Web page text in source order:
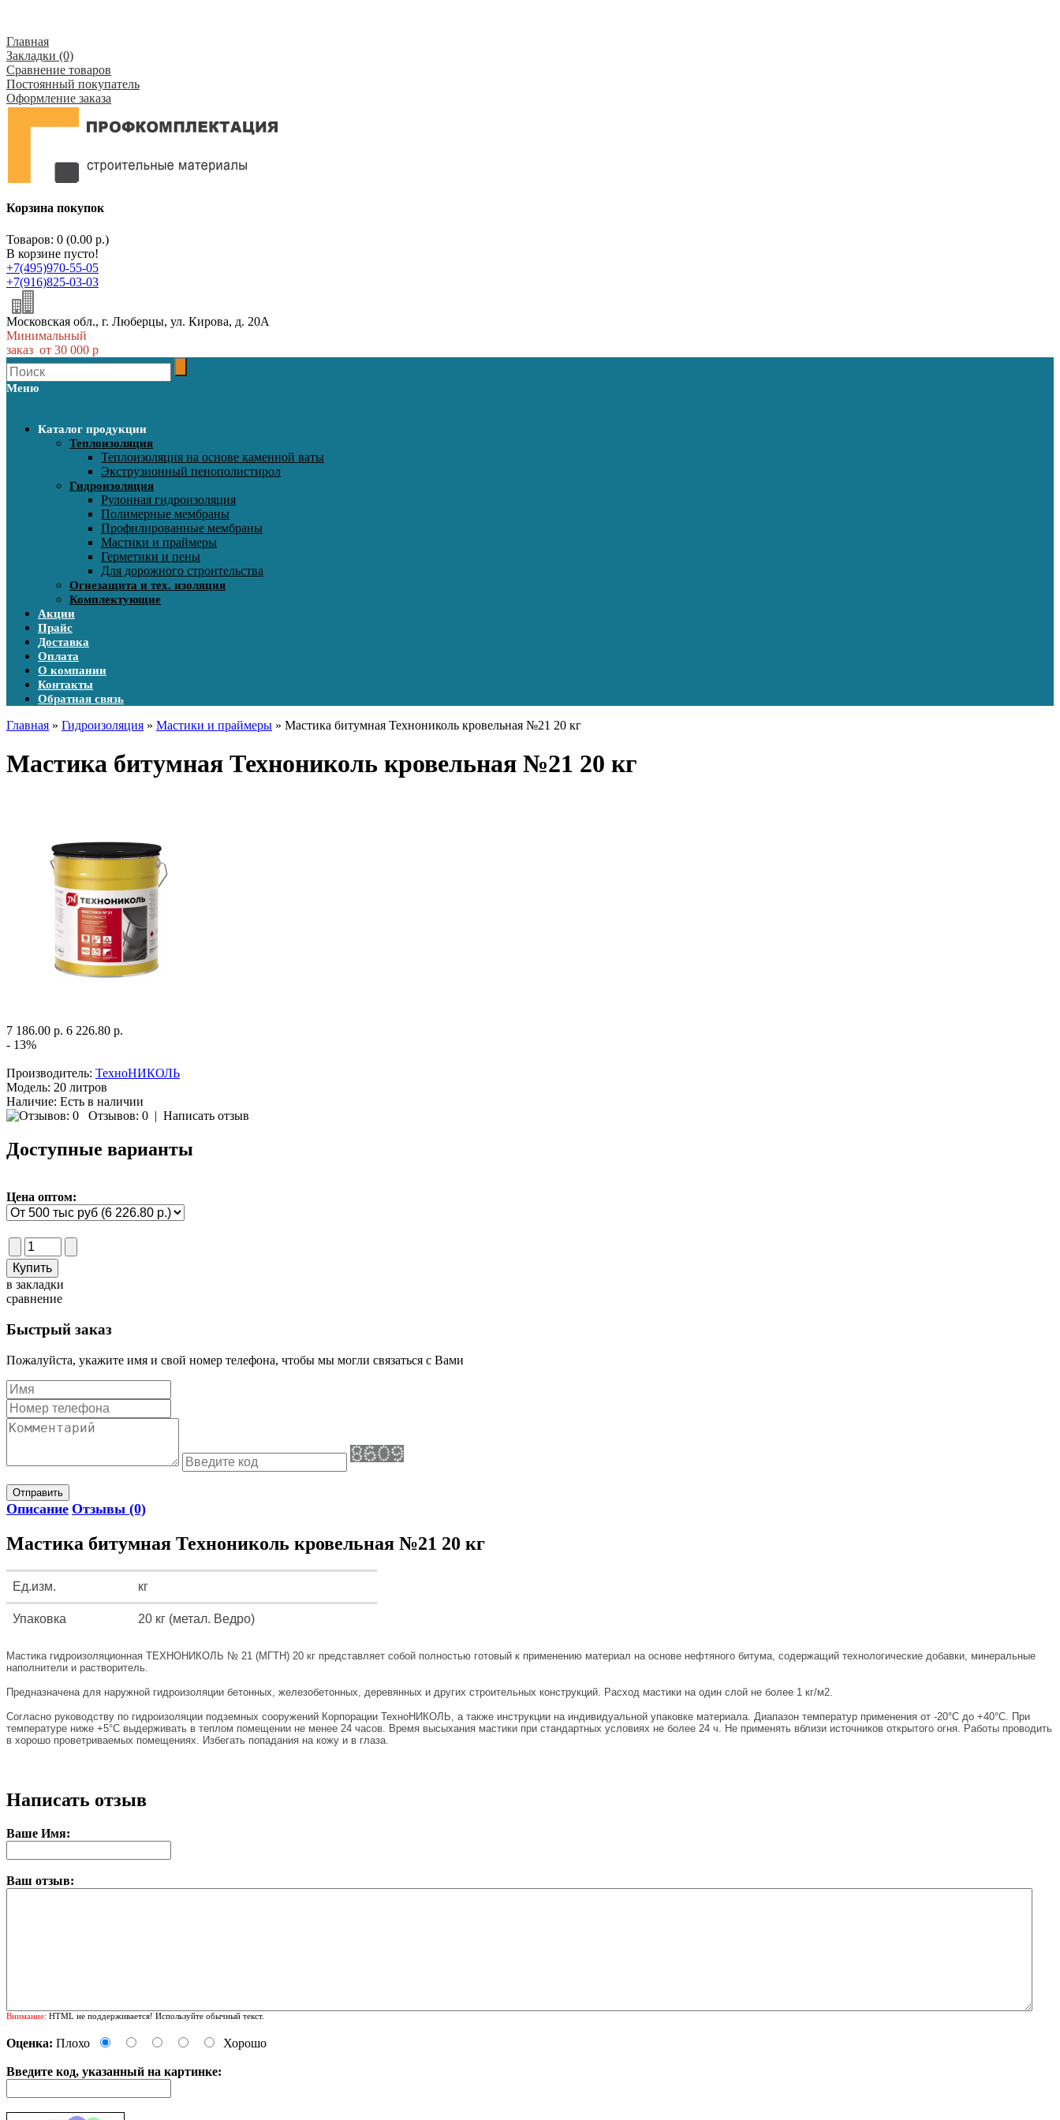
Главная
Закладки (0)
Сравнение товаров
Постоянный покупатель
Оформление заказа
Корзина покупок
Товаров: 0 (0.00 р.)
В корзине пусто!
+7(495)970-55-05
+7(916)825-03-03
Московская обл., г. Люберцы, ул. Кирова, д. 20А
Минимальный
заказ от 30 000 р
Меню
Каталог продукции
Теплоизоляция
Теплоизоляция на основе каменной ваты
Экструзионный пенополистирол
Гидроизоляция
Рулонная гидроизоляция
Полимерные мембраны
Профилированные мембраны
Мастики и праймеры
Герметики и пены
Для дорожного строительства
Огнезащита и тех. изоляция
Комплектующие
Акции
Прайс
Доставка
Оплата
О компании
Контакты
Обратная связь
Главная » Гидроизоляция » Мастики и праймеры » Мастика битумная Технониколь кровельная №21 20 кг
Мастика битумная Технониколь кровельная №21 20 кг
7 186.00 р. 6 226.80 р.
- 13%
Производитель: ТехноНИКОЛЬ
Модель: 20 литров
Наличие: Есть в наличии
Отзывов: 0 | Написать отзыв
Доступные варианты
Цена оптом:
в закладки
сравнение
Быстрый заказ
Пожалуйста, укажите имя и свой номер телефона, чтобы мы могли связаться с Вами
Отправить
Описание Отзывы (0)
Мастика битумная Технониколь кровельная №21 20 кг
Ед.изм. кг
Упаковка 20 кг (метал. Ведро)
Мастика гидроизоляционная ТЕХНОНИКОЛЬ № 21 (МГТН) 20 кг представляет собой полностью готовый к применению материал на основе нефтяного битума, содержащий технологические добавки, минеральные
наполнители и растворитель.
Предназначена для наружной гидроизоляции бетонных, железобетонных, деревянных и других строительных конструкций. Расход мастики на один слой не более 1 кг/м2.
Согласно руководству по гидроизоляции подземных сооружений Корпорации ТехноНИКОЛЬ, а также инструкции на индивидуальной упаковке материала. Диапазон температур применения от -20°С до +40°С. При
температуре ниже +5°С выдерживать в теплом помещении не менее 24 часов. Время высыхания мастики при стандартных условиях не более 24 ч. Не применять вблизи источников открытого огня. Работы проводить
в хорошо проветриваемых помещениях. Избегать попадания на кожу и в глаза.
Написать отзыв
Ваше Имя:
Ваш отзыв:
Внимание: HTML не поддерживается! Используйте обычный текст.
Оценка: Плохо Хорошо
Введите код, указанный на картинке: